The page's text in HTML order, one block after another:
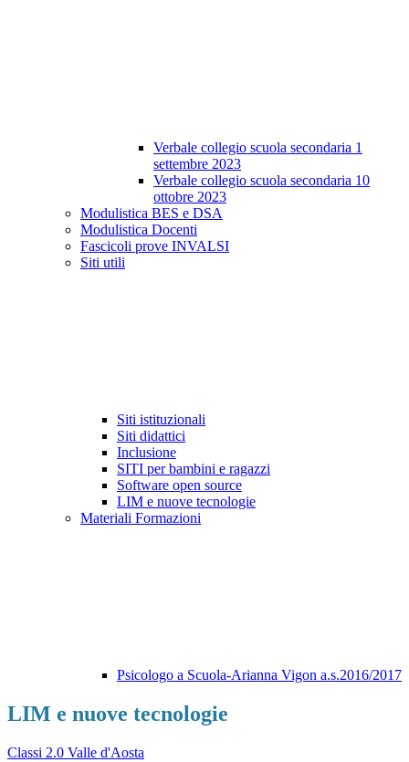
Verbale collegio scuola secondaria 1
settembre 2023
Verbale collegio scuola secondaria 10
ottobre 2023
Modulistica BES e DSA
Modulistica Docenti
Fascicoli prove INVALSI
Siti utili
Siti istituzionali
Siti didattici
Inclusione
SITI per bambini e ragazzi
Software open source
LIM e nuove tecnologie
Materiali Formazioni
Psicologo a Scuola-Arianna Vigon a.s.2016/2017
LIM e nuove tecnologie
Classi 2.0 Valle d'Aosta